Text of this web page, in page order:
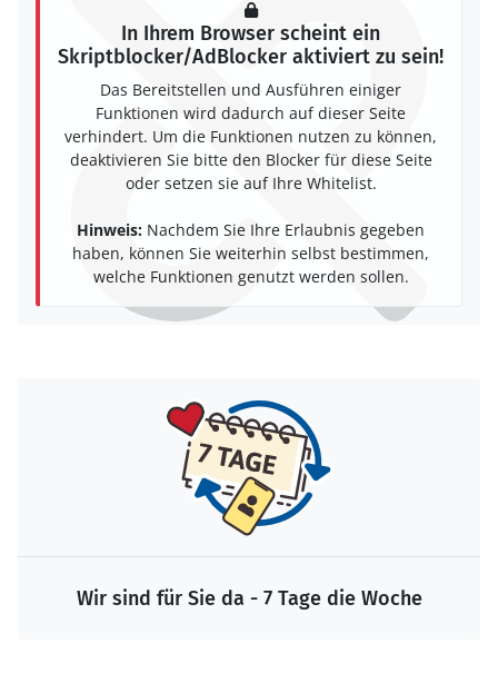
In Ihrem Browser scheint ein
Skriptblocker/AdBlocker aktiviert zu sein!
Das Bereitstellen und Ausführen einiger
Funktionen wird dadurch auf dieser Seite
verhindert. Um die Funktionen nutzen zu können,
deaktivieren Sie bitte den Blocker für diese Seite
oder setzen sie auf Ihre Whitelist.
Hinweis: Nachdem Sie Ihre Erlaubnis gegeben
haben, können Sie weiterhin selbst bestimmen,
welche Funktionen genutzt werden sollen.
Wir sind für Sie da - 7 Tage die Woche